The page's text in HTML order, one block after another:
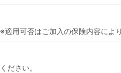
用可否はご加入の保険内容により
ださい。